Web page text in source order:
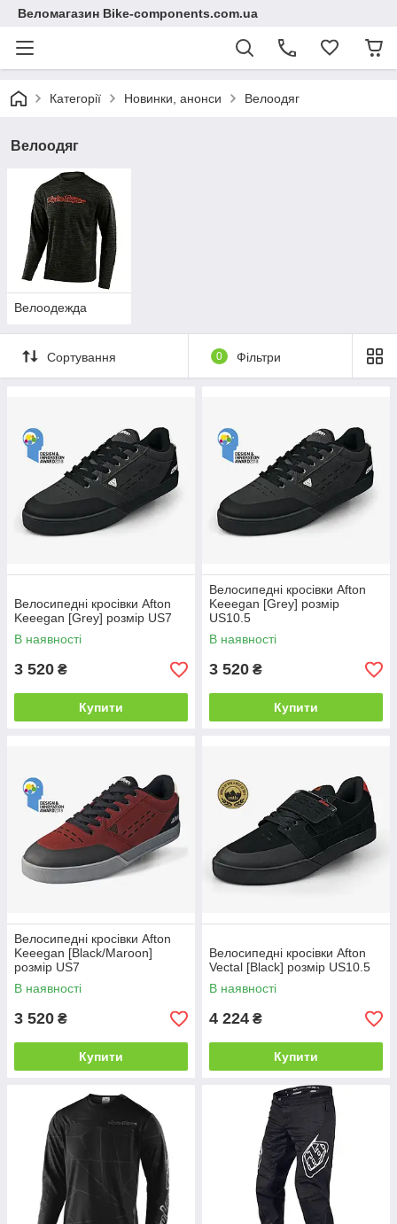
Веломагазин Bike-components.com.ua
Категорії Новинки, анонси Велоодяг
Велоодяг
Велоодежда
Сортування 0 Фільтри
Велосипедні кросівки Afton
Keeegan [Grey] розмір US7
В наявності
3 520 ₴
Купити
Велосипедні кросівки Afton
Keeegan [Grey] розмір
US10.5
В наявності
3 520 ₴
Купити
Велосипедні кросівки Afton
Keeegan [Black/Maroon]
розмір US7
В наявності
3 520 ₴
Купити
Велосипедні кросівки Afton
Vectal [Black] розмір US10.5
В наявності
4 224 ₴
Купити